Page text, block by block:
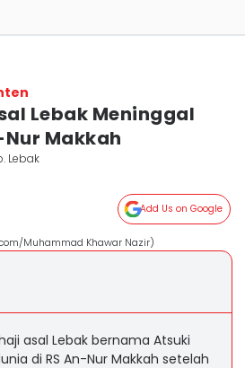
Lebak Meninggal
Nur Makkah
Lebak
Add Us on Google
Muhammad Khawar Nazir)
asal Lebak bernama Atsuki
di RS An-Nur Makkah setelah